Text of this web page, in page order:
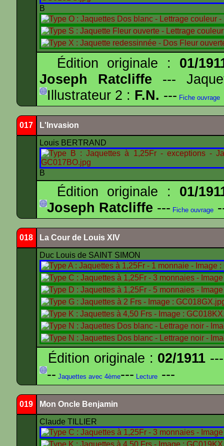
B
Édition originale : 01/
Joseph Ratcliffe ---
Illustrateur 2 : F.N. --- Fiche ouvrage
017 L'Invasion
Louis BERTRAND
B
Édition originale : 01/
Joseph Ratcliffe --- Fiche ouvrage
018 La Cour de Louis XIV
Duc Louis de SAINT SIMON
Édition originale : 02/1911
-- Jaquettes avec 4ème--- Lecture ---
019 Mon Oncle Benjamin
Claude TILLIER